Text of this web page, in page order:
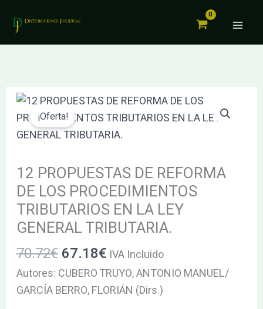
contenido
¡Oferta!
12 PROPUESTAS DE REFORMA
DE LOS PROCEDIMIENTOS
TRIBUTARIOS EN LA LEY
GENERAL TRIBUTARIA.
70.72€
El
precio
original
70.72€.
67.18€
El
precio
actual
67.18€.
IVA Incluido
Autores: CUBERO TRUYO, ANTONIO MANUEL/
GARCÍA BERRO, FLORIÁN (Dirs.)
12
PROPUESTAS
DE
DE
LOS
PROCEDIMIENTOS
TRIBUTARIOS
EN
LA
LEY
GENERAL
REFORMA
DE
TRIBUTARIOS
LA
LEY
TRIBUTARIA.
cantidad